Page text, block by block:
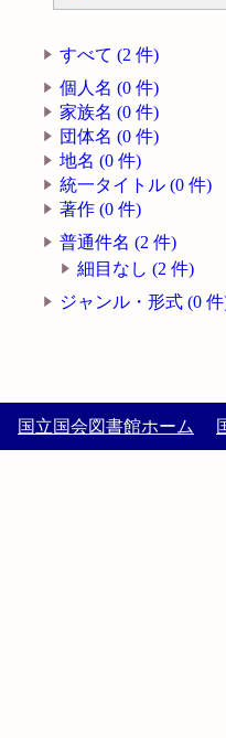
すべて (2 件)
個人名 (0 件)
家族名 (0 件)
団体名 (0 件)
地名 (0 件)
統一タイトル (0 件)
著作 (0 件)
普通件名 (2 件)
細目なし (2 件)
ジャンル・形式 (0
国立国会図書館ホーム